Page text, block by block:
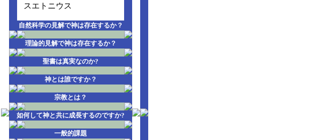
スエトニウス
自然科学の見解で神は存在するか？
理論的見解で神は存在するか？
聖書は真実なのか?
神とは誰ですか？
宗教とは？
如何して神と共に成長するのですか?
一般的課題